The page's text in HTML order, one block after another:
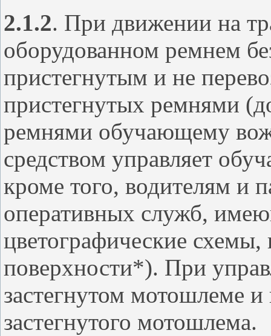
2.1.2. При движении на
оборудованном ремнем
пристегнутым и не
пристегнутых ремнями
ремнями обучающему
средством управляет
кроме того, водителям и
оперативных служб,
цветографические
поверхности*). При
застегнутом мотошлеме и
застегнутого мотошлема.